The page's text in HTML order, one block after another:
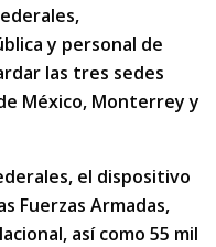
y personal de
las tres sedes
México, Monterrey y
el dispositivo
Fuerzas Armadas,
así como 55 mil